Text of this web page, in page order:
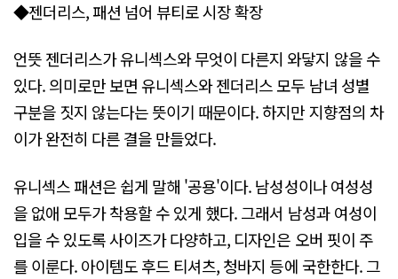
◆젠더리스, 패션 넘어 뷰티로 시장 확장
언뜻 젠더리스가 유니섹스와 무엇이 다른지 와닿지 않을 수
있다. 의미로만 보면 유니섹스와 젠더리스 모두 남녀 성별
구분을 짓지 않는다는 뜻이기 때문이다. 하지만 지향점의 차
이가 완전히 다른 결을 만들었다.
유니섹스 패션은 쉽게 말해 '공용'이다. 남성성이나 여성성
을 없애 모두가 착용할 수 있게 했다. 그래서 남성과 여성이
입을 수 있도록 사이즈가 다양하고, 디자인은 오버 핏이 주
를 이룬다. 아이템도 후드 티셔츠, 청바지 등에 국한한다. 그